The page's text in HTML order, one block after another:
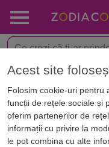
Acasă Blog
Iubirea și
le poate
Acest site
Folosim cookie-uri pentru
funcții de rețele sociale și
oferim partenerilor de
informații cu privire la
le pot combina cu alte